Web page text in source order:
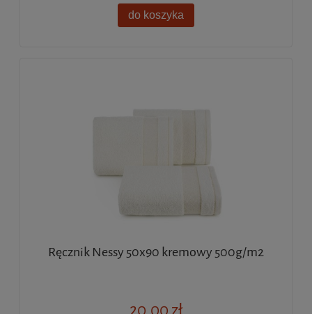
do koszyka
Ręcznik Nessy 50x90 kremowy 500g/m2